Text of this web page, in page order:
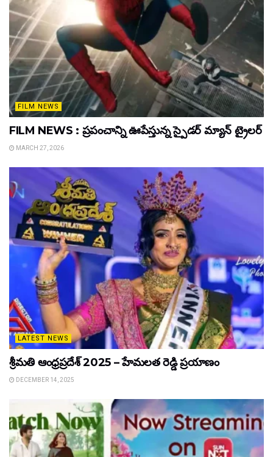
FILM NEWS
FILM NEWS : ప్రపంచాన్ని ఊపేస్తున్న స్పైడర్ మ్యాన్ ట్రైలర్
MARCH 27, 2026
LATEST NEWS
శ్రీమతి ఆంధ్రప్రదేశ్ 2025 – హేమలత రెడ్డి ప్రయాణం
DECEMBER 14, 2025